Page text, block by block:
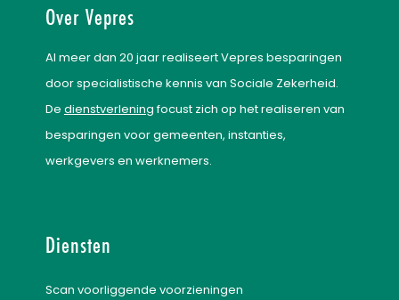
Over Vepres
Al meer dan 20 jaar realiseert Vepres besparingen
door specialistische kennis van Sociale Zekerheid.
De dienstverleningfocust zich op het realiseren van
besparingen voor gemeenten, instanties,
werkgevers en werknemers.
Diensten
Scan voorliggende voorzieningen